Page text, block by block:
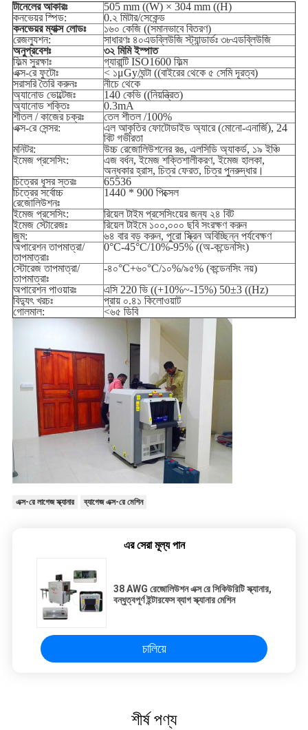
টানেলের আকারঃ
505 mm ((W) × 304 mm ((H)
কনভেয়র স্পিড:
0.২ মিটার/সেকেন্ড
কনভেয়র ম্যাক্স লোডঃ
১৬০ কেজি ((সমানভাবে বিতরণ)
রেজল্যুশন:
সাধারণঃ ৪০এডব্লিউজি স্ট্যান্ডার্ডঃ ৩৮এডব্লিউজি
অনুপ্রবেশঃ
৩২ মিমি ইস্পাত
ফিল্ম সুরক্ষাঃ
গ্যারান্টি ISO1600 ফিল্ম
এক্স-রে ফুটোঃ
< ১μGy/ঘন্টা ((বাইরের থেকে ৫ সেমি দূরত্ব)
সরাসরি তৈরি করুনঃ
নীচে থেকে
অ্যানোড ভোল্টেজঃ
140 কেভি ((নিয়ন্ত্রিত)
অ্যানোড শক্তিঃ
0.3mA
শীতল / কাজের চক্রঃ
তেল শীতল /100%
এক্স-রে সেন্সর:
এল আকৃতির ফোটোডাইড অ্যারে (মোনো-এনার্জি), 24
বিট গভীরতা
মনিটর:
উচ্চ রেজোলিউশনের রঙ, এলসিডি অ্যাকর্ড, ১৯ ইঞ্চি
ইমেজ প্রসেসিং:
এজ বর্ধন, ইমেজ শক্তিশালীকরণ, ইমেজ হালকা,
অন্ধকার হ্রাস, চিত্র ফেরত, চিত্র পুনরুদ্ধার।
চিত্রের ধূসর স্তরঃ
65536
চিত্রের সর্বোচ্চ
রেজোলিউশনঃ
1440 * 900 পিক্সেল
ইমেজ প্রসেসিং:
রিয়েল টাইম প্রসেসিংয়ের জন্য ২৪ বিট
ইমেজ স্টোরেজঃ
রিয়েল টাইমে ১০০,০০০ ছবি সংরক্ষণ করুন
জুম:
৬৪ বার বড় করুন, পুরো স্ক্রিন অবিচ্ছিন্ন পর্যবেক্ষণ
অপারেশন তাপমাত্রা/
তাপমাত্রাঃ
0°C-45°C/10%-95% ((অ-কন্ডেনসিং)
স্টোরেজ তাপমাত্রা/
তাপমাত্রাঃ
-৪০°C+৬০°C/১০%/৯৫% (কন্ডেনসিং নয়)
অপারেশন পাওয়ারঃ
এসি 220 ভি ((+10%~-15%) 50±3 ((Hz)
বিদ্যুৎ খরচঃ
প্রায় ০.৪১ কিলোওয়াট
গোলমাল:
<৬৫ ডিবি
এক্স-রে লাগেজ স্ক্যানার ব্যাগেজ এক্স-রে মেশিন
এর সেরা মূল্য পান
38 AWG রেজোলিউশন এক্স রে সিকিউরিটি স্ক্যানার,
বন্ধুত্বপূর্ণ ইন্টারফেস ব্যাগ স্ক্যানার মেশিন
চালিয়ে
শীর্ষ পণ্য